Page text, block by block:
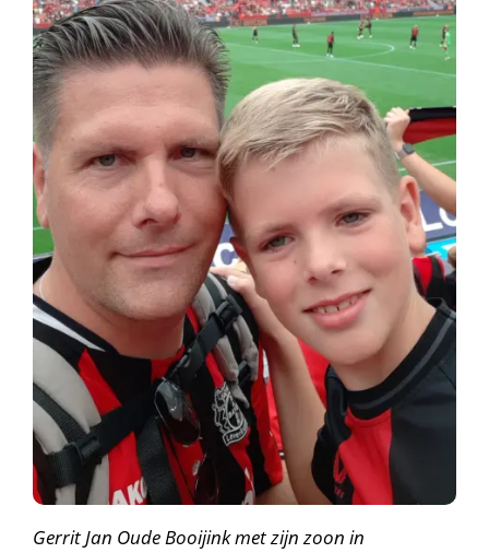
Gerrit Jan Oude Booijink met zijn zoon in